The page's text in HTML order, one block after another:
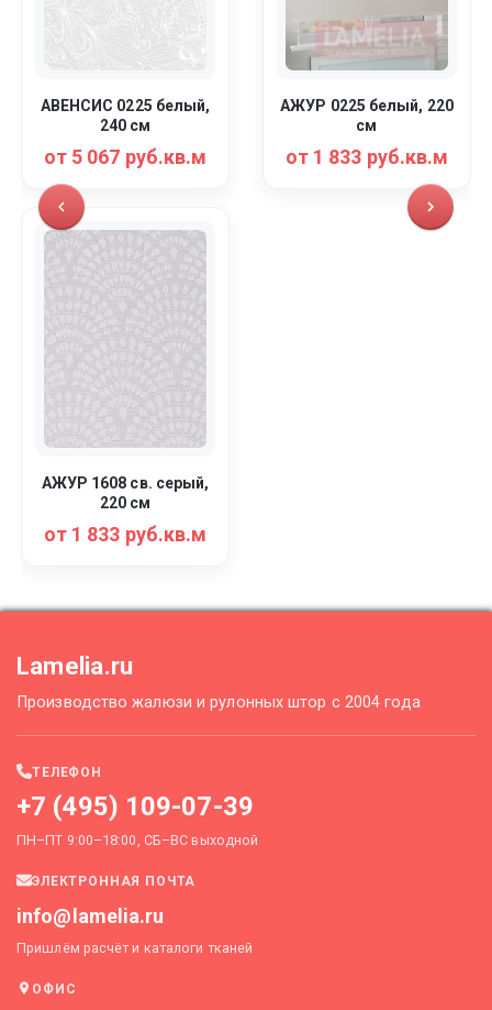
АВЕНСИС 0225 белый,
240 см
от 5 067 руб.кв.м
АЖУР 0225 белый, 220
см
от 1 833 руб.кв.м
АЖУР 1608 св. серый,
220 см
от 1 833 руб.кв.м
Lamelia.ru
Производство жалюзи и рулонных штор с 2004 года
ТЕЛЕФОН
+7 (495) 109-07-39
ПН–ПТ 9:00–18:00, СБ–ВС выходной
ЭЛЕКТРОННАЯ ПОЧТА
info@lamelia.ru
Пришлём расчёт и каталоги тканей
ОФИС